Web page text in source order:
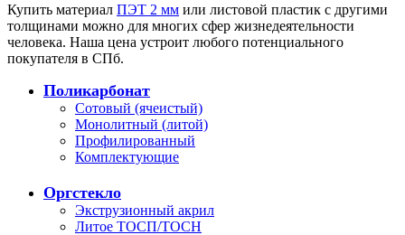
Купить материал ПЭТ 2 мм или листовой пластик с другими
толщинами можно для многих сфер жизнедеятельности
человека. Наша цена устроит любого потенциального
покупателя в СПб.
Поликарбонат
Сотовый (ячеистый)
Монолитный (литой)
Профилированный
Комплектующие
Оргстекло
Экструзионный акрил
Литое ТОСП/ТОСН